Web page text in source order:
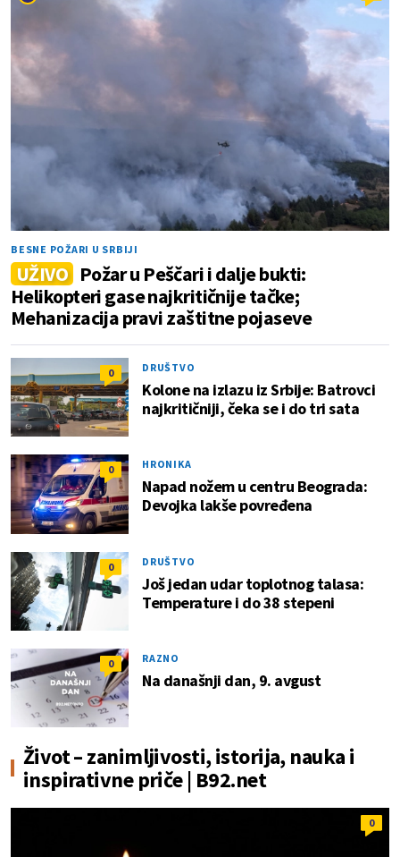
BESNE POŽARI U SRBIJI
UŽIVO Požar u Peščari i dalje bukti:
Helikopteri gase najkritičnije tačke;
Mehanizacija pravi zaštitne pojaseve
0 DRUŠTVO
Kolone na izlazu iz Srbije: Batrovci
najkritičniji, čeka se i do tri sata
0 HRONIKA
Napad nožem u centru Beograda:
Devojka lakše povređena
0 DRUŠTVO
Još jedan udar toplotnog talasa:
Temperature i do 38 stepeni
0 RAZNO
Na današnji dan, 9. avgust
Život – zanimljivosti, istorija, nauka i
inspirativne priče | B92.net
0